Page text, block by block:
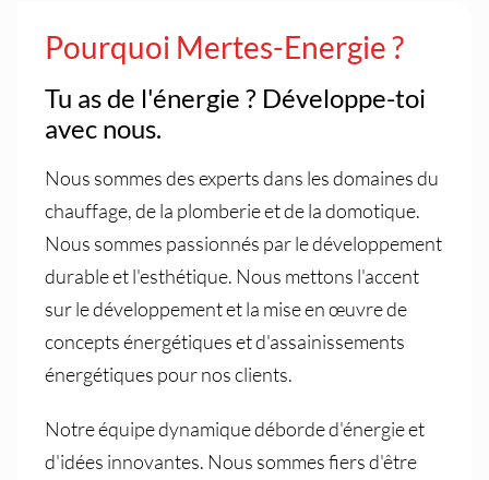
Pourquoi Mertes-Energie ?
Tu as de l'énergie ? Développe-toi
avec nous.
Nous sommes des experts dans les domaines du
chauffage, de la plomberie et de la domotique.
Nous sommes passionnés par le développement
durable et l'esthétique. Nous mettons l'accent
sur le développement et la mise en œuvre de
concepts énergétiques et d'assainissements
énergétiques pour nos clients.
Notre équipe dynamique déborde d'énergie et
d'idées innovantes. Nous sommes fiers d'être